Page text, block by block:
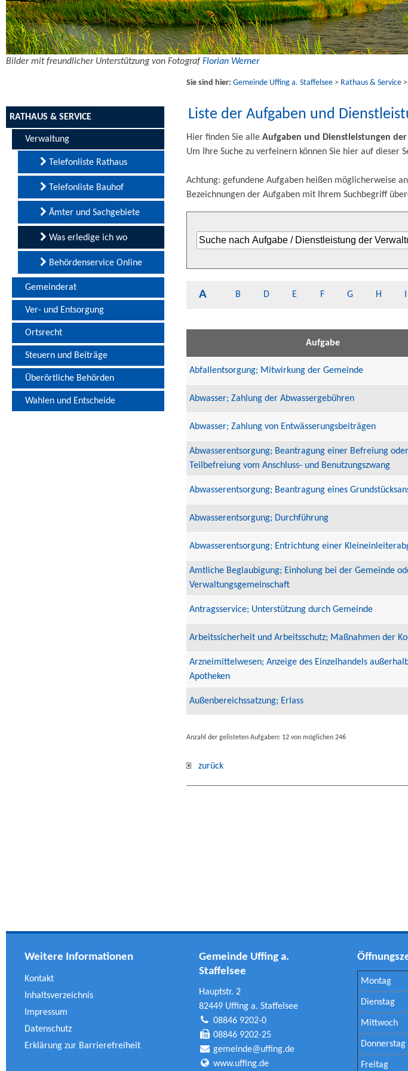
Bilder mit freundlicher Unterstützung von Fotograf Florian Werner
RATHAUS & SERVICE
Verwaltung
Telefonliste Rathaus
Telefonliste Bauhof
Ämter und Sachgebiete
Was erledige ich wo
Behördenservice Online
Gemeinderat
Ver- und Entsorgung
Ortsrecht
Steuern und Beiträge
Überörtliche Behörden
Wahlen und Entscheide
Sie sind hier: Gemeinde Uffing a. Staffelsee > Rathaus & Service >
Liste der Aufgaben und
Hier finden Sie alle Aufgaben und Dienstleistungen
Um Ihre Suche zu verfeinern können Sie hier auf dieser
Achtung: gefundene Aufgaben heißen möglicherweise
Bezeichnungen der Aufgaben mit Ihrem Suchbegriff
A B D E F G H
Aufgabe
Abfallentsorgung; Mitwirkung der Gemeinde
Abwasser; Zahlung der Abwassergebühren
Abwasser; Zahlung von Entwässerungsbeiträgen
Abwasserentsorgung; Beantragung einer Befreiung oder
Teilbefreiung vom Anschluss- und Benutzungszwang
Abwasserentsorgung; Beantragung eines
Abwasserentsorgung; Durchführung
Abwasserentsorgung; Entrichtung einer
Amtliche Beglaubigung; Einholung bei der Gemeinde
Verwaltungsgemeinschaft
Antragsservice; Unterstützung durch Gemeinde
Arbeitssicherheit und Arbeitsschutz; Maßnahmen der
Arzneimittelwesen; Anzeige des Einzelhandels
Apotheken
Außenbereichssatzung; Erlass
Anzahl der gelisteten Aufgaben: 12 von möglichen 246
zurück
Weitere Informationen
Kontakt
Inhaltsverzeichnis
Impressum
Datenschutz
Erklärung zur Barrierefreiheit
Gemeinde Uffing a.
Staffelsee
Hauptstr. 2
82449 Uffing a. Staffelsee
08846 9202-0
08846 9202-25
gemeinde@uffing.de
www.uffing.de
Montag
Dienstag
Mittwoch
Donnerstag
Freitag